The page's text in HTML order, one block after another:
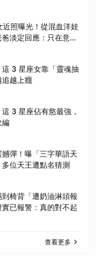
近照曝光！從混血洋娃
淡定回應：只在意她
3 星座女靠「靈魂抽
越上癮
3 星座佔有慾最強，
編
彈！曝「三字華語天
位天王遭點名猜測
椅背「遭奶油淋頭報
已報警：真的對不起
查看更多